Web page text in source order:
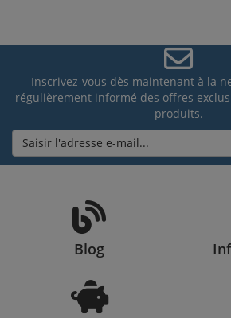
Inscrivez-vous dès maintenant à la
régulièrement informé des offres
produits.
Saisir l'adresse e-mail...
Blog